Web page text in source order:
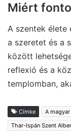
Miért
A szentek élete
a szeretet és a
között
reflexió és a
templomban,
Címke A
Thar-Ispán Szent